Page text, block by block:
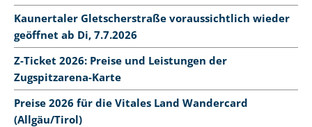
Kaunertaler Gletscherstraße voraussichtlich wieder
geöffnet ab Di, 7.7.2026
Z-Ticket 2026: Preise und Leistungen der
Zugspitzarena-Karte
Preise 2026 für die Vitales Land Wandercard
(Allgäu/Tirol)